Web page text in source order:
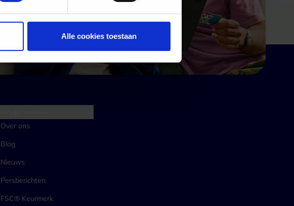
Alle cookies toestaan
Aanmelden
Over ons
Blog
Nieuws
Persberichten
FSC® Keurmerk